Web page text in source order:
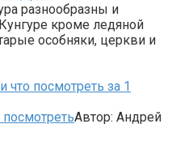
разнообразны и
кроме ледяной
особняки, церкви и
что посмотреть за 1
Автор: Андрей